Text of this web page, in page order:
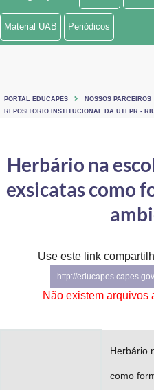
Ministério de Minas e Energia
Ministério do Turismo
Controladoria-Geral da União
Secretaria de Governo
Gabinete de Segurança Institucional
Material UAB Periódicos
PORTAL EDUCAPES
NOSSOS PARCEIROS
REPOSITORIO INSTITUCIONAL DA UTFPR -
Herbário na
exsicatas como
Use este link
http://
Não existem arquivos
Herbário
como